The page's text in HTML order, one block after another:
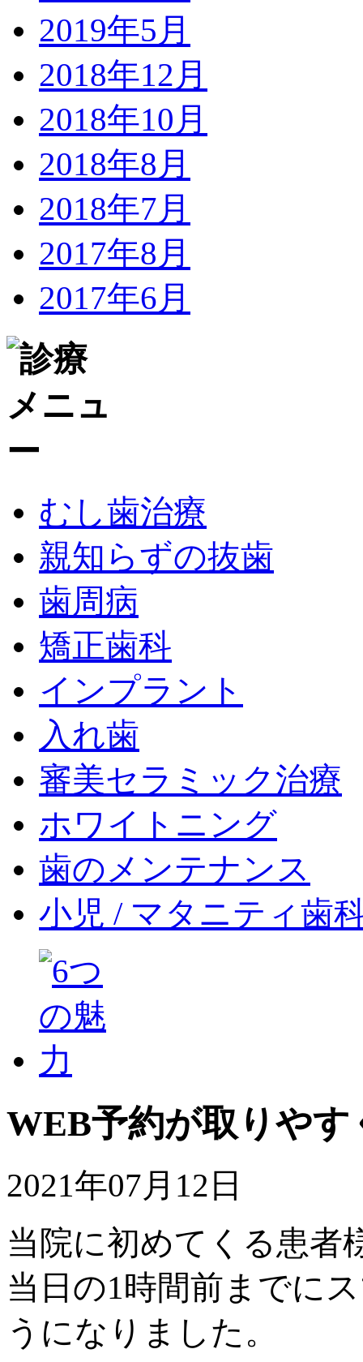
2019年5月
2018年12月
2018年10月
2018年8月
2018年7月
2017年8月
2017年6月
むし歯治療
親知らずの抜歯
歯周病
矯正歯科
インプラント
入れ歯
審美セラミック治療
ホワイトニング
歯のメンテナンス
小児 / マタニティ歯
WEB予約が取りや
2021年07月12日
当院に初めてくる患者
当日の1時間前までに
うになりました。